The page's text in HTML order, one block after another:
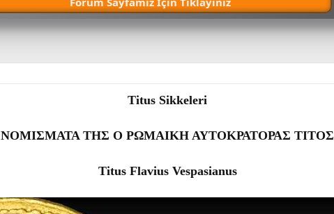
Titus Sikkeleri
ΝΟΜΙΣΜΑΤΑ ΤΗΣ Ο ΡΩΜΑIΚΗ ΑΥΤΟΚΡΑΤΟΡΑΣ ΤΙΤΟΣ
Titus Flavius Vespasianus